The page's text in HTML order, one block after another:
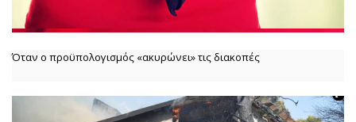
Όταν ο προϋπολογισμός «ακυρώνει» τις διακοπές